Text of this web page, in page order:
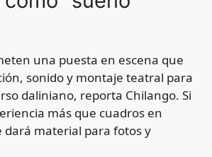
una puesta en escena que
sonido y montaje teatral para
daliniano, reporta Chilango. Si
más que cuadros en
dará material para fotos y